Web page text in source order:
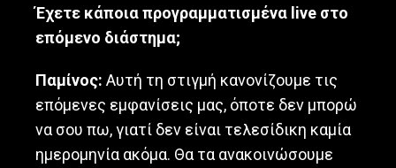
Έχετε κάποια προγραμματισμένα live στο
επόμενο διάστημα;
Παμίνος: Αυτή τη στιγμή κανονίζουμε τις
επόμενες εμφανίσεις μας, όποτε δεν μπορώ
να σου πω, γιατί δεν είναι τελεσίδικη καμία
ημερομηνία ακόμα. Θα τα ανακοινώσουμε